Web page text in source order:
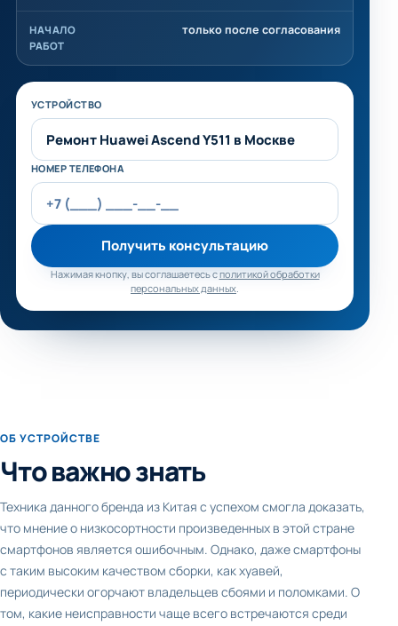
НАЧАЛО
РАБОТ
только после согласования
Не заполняйте это поле
УСТРОЙСТВО
НОМЕР ТЕЛЕФОНА
Получить консультацию
Нажимая кнопку, вы соглашаетесь сполитикой обработки
персональных данных.
ОБ УСТРОЙСТВЕ
Что важно знать
Техника данного бренда из Китая с успехом смогла доказать,
что мнение о низкосортности произведенных в этой стране
смартфонов является ошибочным. Однако, даже смартфоны
с таким высоким качеством сборки, как хуавей,
периодически огорчают владельцев сбоями и поломками. О
том, какие неисправности чаще всего встречаются среди